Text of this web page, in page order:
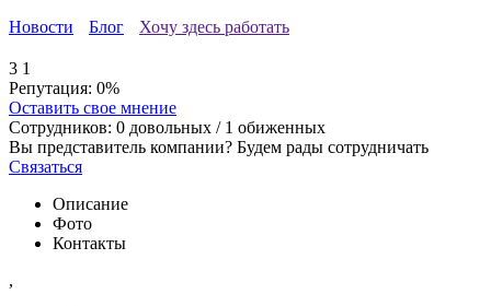
Новости Блог Хочу здесь работать
3 1
Репутация: 0%
Оставить свое мнение
Сотрудников: 0 довольных / 1 обиженных
Вы представитель компании? Будем рады сотрудничать
Связаться
Описание
Фото
Контакты
,